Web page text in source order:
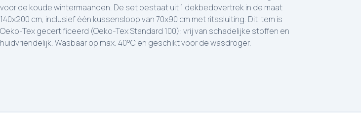
voor de koude wintermaanden. De set bestaat uit 1 dekbedovertrek in de maat
140x200 cm, inclusief één kussensloop van 70x90 cm met ritssluiting. Dit item is
Oeko-Tex gecertificeerd (Oeko-Tex Standard 100): vrij van schadelijke stoffen en
huidvriendelijk. Wasbaar op max. 40°C en geschikt voor de wasdroger.